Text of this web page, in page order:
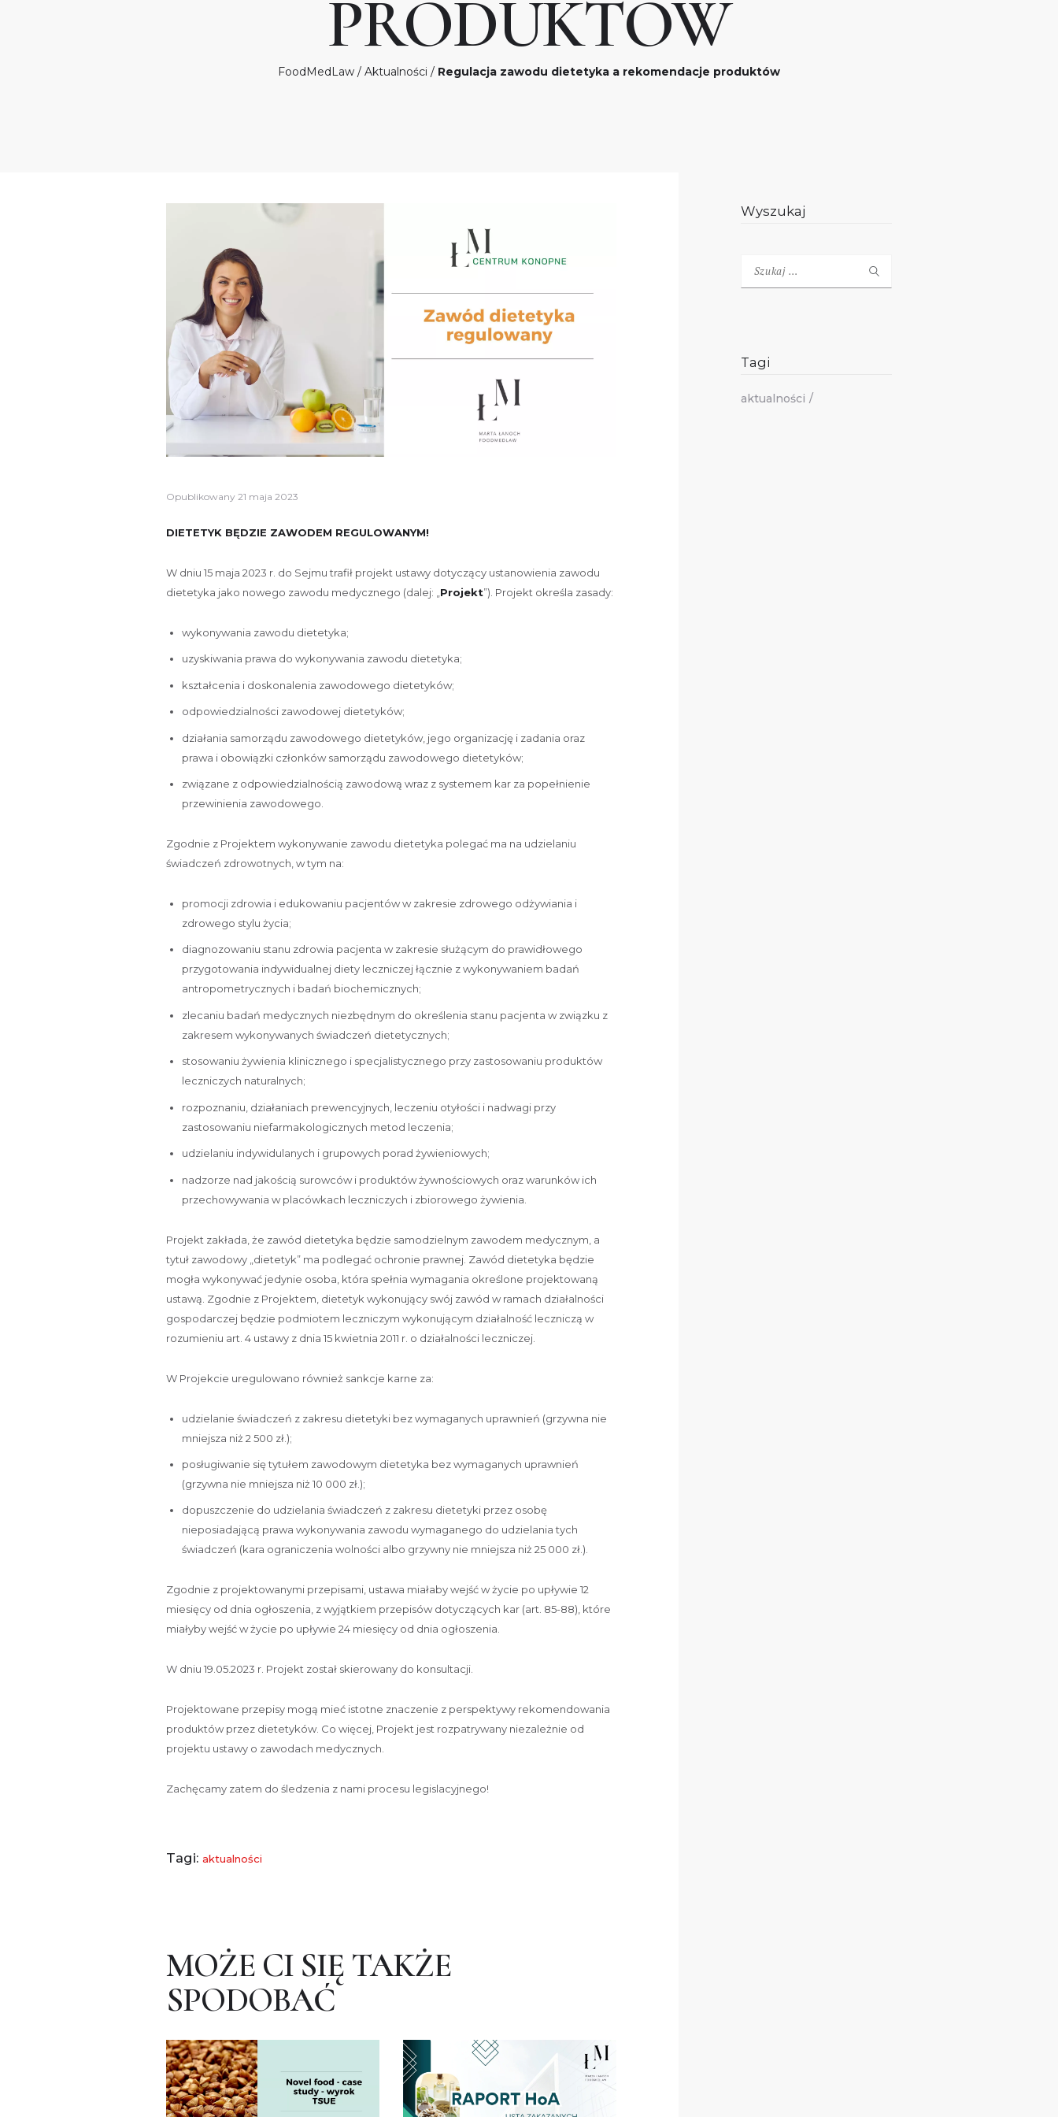
PRODUKTÓW
FoodMedLaw / Aktualności / Regulacja zawodu dietetyka a rekomendacje produktów
Opublikowany 21 maja 2023
DIETETYK BĘDZIE ZAWODEM REGULOWANYM!
W dniu 15 maja 2023 r. do Sejmu trafił projekt ustawy dotyczący ustanowienia zawodu
dietetyka jako nowego zawodu medycznego (dalej: „ Projekt”). Projekt określa zasady:
wykonywania zawodu dietetyka;
uzyskiwania prawa do wykonywania zawodu dietetyka;
kształcenia i doskonalenia zawodowego dietetyków;
odpowiedzialności zawodowej dietetyków;
działania samorządu zawodowego dietetyków, jego organizację i zadania oraz
prawa i obowiązki członków samorządu zawodowego dietetyków;
związane z odpowiedzialnością zawodową wraz z systemem kar za popełnienie
przewinienia zawodowego.
Zgodnie z Projektem wykonywanie zawodu dietetyka polegać ma na udzielaniu
świadczeń zdrowotnych, w tym na:
promocji zdrowia i edukowaniu pacjentów w zakresie zdrowego odżywiania i
zdrowego stylu życia;
diagnozowaniu stanu zdrowia pacjenta w zakresie służącym do prawidłowego
przygotowania indywidualnej diety leczniczej łącznie z wykonywaniem badań
antropometrycznych i badań biochemicznych;
zlecaniu badań medycznych niezbędnym do określenia stanu pacjenta w związku z
zakresem wykonywanych świadczeń dietetycznych;
stosowaniu żywienia klinicznego i specjalistycznego przy zastosowaniu produktów
leczniczych naturalnych;
rozpoznaniu, działaniach prewencyjnych, leczeniu otyłości i nadwagi przy
zastosowaniu niefarmakologicznych metod leczenia;
udzielaniu indywidulanych i grupowych porad żywieniowych;
nadzorze nad jakością surowców i produktów żywnościowych oraz warunków ich
przechowywania w placówkach leczniczych i zbiorowego żywienia.
Projekt zakłada, że zawód dietetyka będzie samodzielnym zawodem medycznym, a
tytuł zawodowy „dietetyk” ma podlegać ochronie prawnej. Zawód dietetyka będzie
mogła wykonywać jedynie osoba, która spełnia wymagania określone projektowaną
ustawą. Zgodnie z Projektem, dietetyk wykonujący swój zawód w ramach działalności
gospodarczej będzie podmiotem leczniczym wykonującym działalność leczniczą w
rozumieniu art. 4 ustawy z dnia 15 kwietnia 2011 r. o działalności leczniczej.
W Projekcie uregulowano również sankcje karne za:
udzielanie świadczeń z zakresu dietetyki bez wymaganych uprawnień (grzywna nie
mniejsza niż 2 500 zł.);
posługiwanie się tytułem zawodowym dietetyka bez wymaganych uprawnień
(grzywna nie mniejsza niż 10 000 zł.);
dopuszczenie do udzielania świadczeń z zakresu dietetyki przez osobę
nieposiadającą prawa wykonywania zawodu wymaganego do udzielania tych
świadczeń (kara ograniczenia wolności albo grzywny nie mniejsza niż 25 000 zł.).
Zgodnie z projektowanymi przepisami, ustawa miałaby wejść w życie po upływie 12
miesięcy od dnia ogłoszenia, z wyjątkiem przepisów dotyczących kar (art. 85-88), które
miałyby wejść w życie po upływie 24 miesięcy od dnia ogłoszenia.
W dniu 19.05.2023 r. Projekt został skierowany do konsultacji.
Projektowane przepisy mogą mieć istotne znaczenie z perspektywy rekomendowania
produktów przez dietetyków. Co więcej, Projekt jest rozpatrywany niezależnie od
projektu ustawy o zawodach medycznych.
Zachęcamy zatem do śledzenia z nami procesu legislacyjnego!
Tagi: aktualności
MOŻE CI SIĘ TAKŻE
SPODOBAĆ
Wyszukaj
Tagi
aktualności